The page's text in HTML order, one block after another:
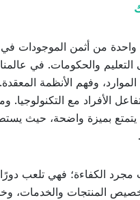
واحدة من أثمن الموجودات
والحكومات. في عالمنا
الموارد، وفهم الأنظمة
الأفراد مع التكنولوجيا.
يتمتع بميزة واضحة، حيث
مجرد الكفاءة؛ فهي تلعب
المنتجات والخدمات،